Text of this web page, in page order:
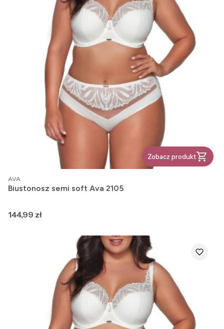
Zobacz produkt
PRODUCENT
AVA
Biustonosz semi soft Ava 2105
Cena
144,99 zł